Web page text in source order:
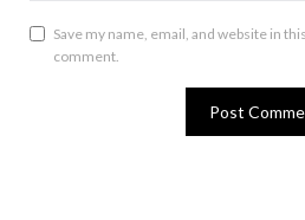
Save my name, email, and website in
comment.